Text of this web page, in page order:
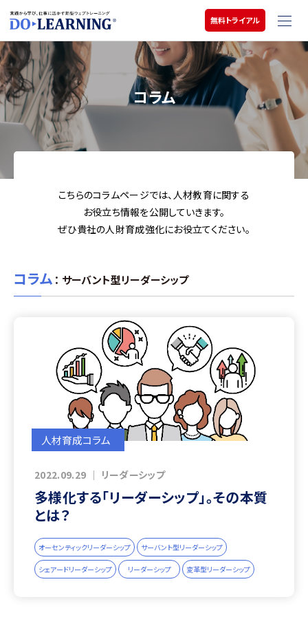
無料トライアル
コラム
こちらのコラムページでは、人材教育に関する
お役立ち情報を公開していきます。
ぜひ貴社の人財育成強化にお役立てください。
コラム ： サーバント型リーダーシップ
人材育成コラム
2022.09.29 ｜ リーダーシップ
多様化する「リーダーシップ」。その本質
とは？
オーセンティックリーダーシップ サーバント型リーダーシップ
シェアードリーダーシップ リーダーシップ 変革型リーダーシップ